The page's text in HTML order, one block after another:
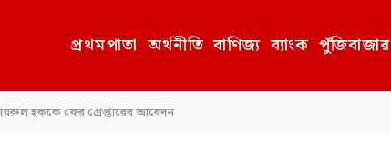
প্রথমপাতা অর্থনীতি বাণিজ্য ব্যাংক পুঁজিবাজার
হককে ফের গ্রেপ্তারের আবেদন